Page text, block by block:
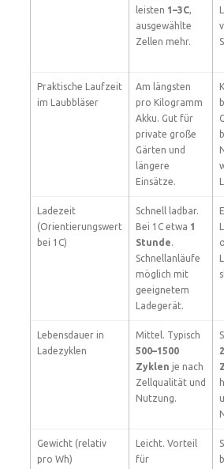
leisten 1–3C,
ausgewählte
Zellen mehr.
Praktische Laufzeit
im Laubbläser
Am längsten
pro Kilogramm
Akku. Gut für
private große
Gärten und
längere
Einsätze.
Ladezeit
(Orientierungswert
bei 1C)
Schnell ladbar.
Bei 1C etwa 1
Stunde.
Schnellanläufe
möglich mit
geeignetem
Ladegerät.
Lebensdauer in
Ladezyklen
Mittel. Typisch
500–1500
Zyklen je nach
Zellqualität und
Nutzung.
Gewicht (relativ
pro Wh)
Leicht. Vorteil
für